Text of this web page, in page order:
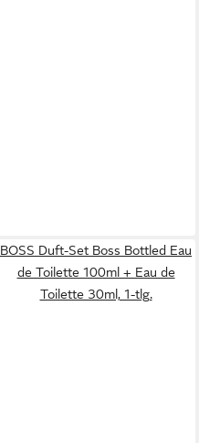
BOSS Duft-Set Boss Bottled Eau
de Toilette 100ml + Eau de
Toilette 30ml, 1-tlg.